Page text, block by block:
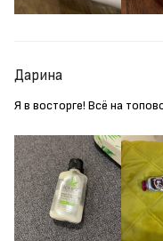
Дарина
Я в восторге! Всё на